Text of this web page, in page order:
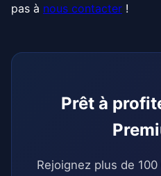
pas à nous contacter !
Prêt à
Rejoignez plus de